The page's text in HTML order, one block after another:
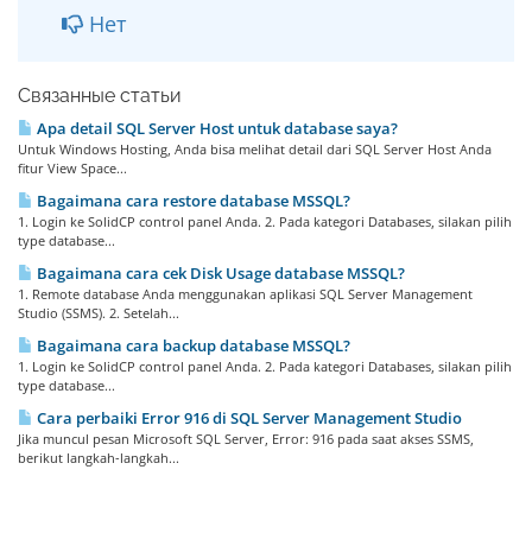
Нет
Связанные статьи
Apa detail SQL Server Host untuk database saya?
Untuk Windows Hosting, Anda bisa melihat detail dari SQL Server Host Anda
fitur View Space...
Bagaimana cara restore database MSSQL?
1. Login ke SolidCP control panel Anda. 2. Pada kategori Databases, silakan pilih
type database...
Bagaimana cara cek Disk Usage database MSSQL?
1. Remote database Anda menggunakan aplikasi SQL Server Management
Studio (SSMS). 2. Setelah...
Bagaimana cara backup database MSSQL?
1. Login ke SolidCP control panel Anda. 2. Pada kategori Databases, silakan pilih
type database...
Cara perbaiki Error 916 di SQL Server Management Studio
Jika muncul pesan Microsoft SQL Server, Error: 916 pada saat akses SSMS,
berikut langkah-langkah...